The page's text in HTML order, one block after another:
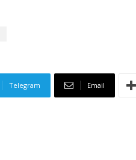
Telegram Email